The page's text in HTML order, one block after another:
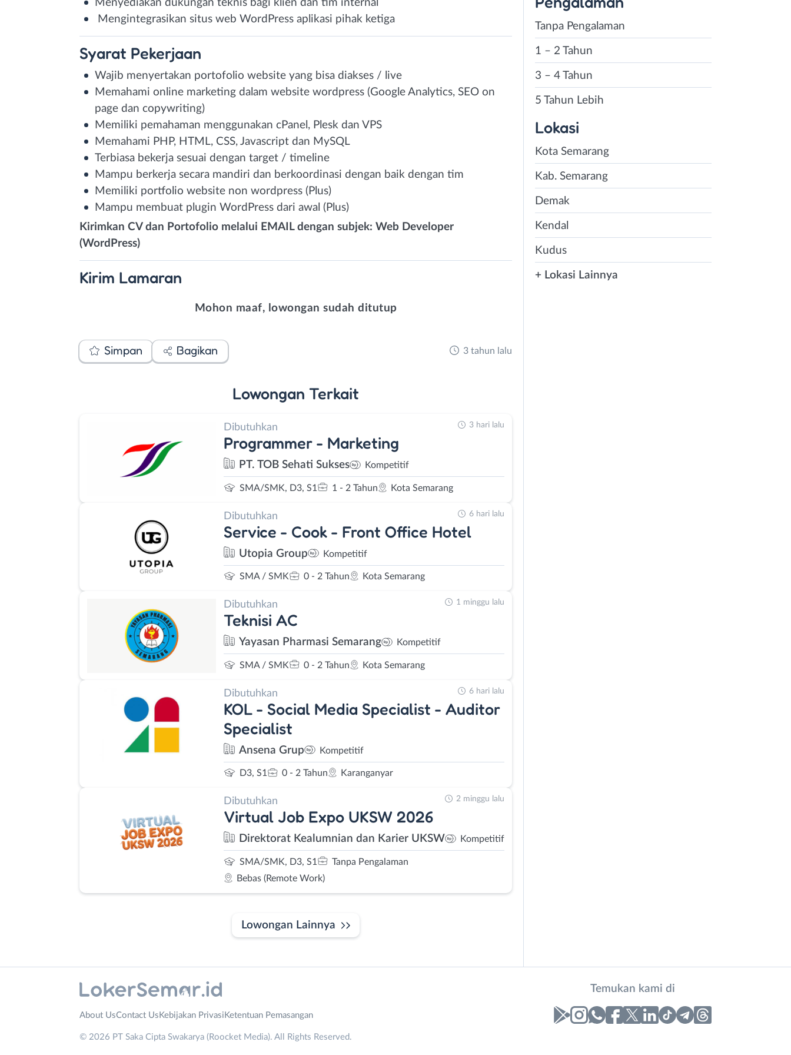
Menyediakan dukungan teknis bagi klien dan tim internal
Mengintegrasikan situs web WordPress aplikasi pihak ketiga
Syarat Pekerjaan
Wajib menyertakan portofolio website yang bisa diakses / live
Memahami online marketing dalam website wordpress (Google Analytics, SEO on
page dan copywriting)
Memiliki pemahaman menggunakan cPanel, Plesk dan VPS
Memahami PHP, HTML, CSS, Javascript dan MySQL
Terbiasa bekerja sesuai dengan target / timeline
Mampu berkerja secara mandiri dan berkoordinasi dengan baik dengan tim
Memiliki portfolio website non wordpress (Plus)
Mampu membuat plugin WordPress dari awal (Plus)
Kirimkan CV dan Portofolio melalui EMAIL dengan subjek: Web Developer
(WordPress)
Kirim Lamaran
Mohon maaf, lowongan sudah ditutup
Simpan Bagikan 3 tahun lalu
Lowongan Terkait
Dibutuhkan
Programmer - Marketing
PT. TOB Sehati Sukses Kompetitif
SMA/SMK, D3, S1 1 - 2 Tahun Kota Semarang
3 hari lalu
Dibutuhkan
Service - Cook - Front Office Hotel
Utopia Group Kompetitif
SMA / SMK 0 - 2 Tahun Kota Semarang
6 hari lalu
Dibutuhkan
Teknisi AC
Yayasan Pharmasi Semarang Kompetitif
SMA / SMK 0 - 2 Tahun Kota Semarang
1 minggu lalu
Dibutuhkan
KOL - Social Media Specialist - Auditor
Specialist
Ansena Grup Kompetitif
D3, S1 0 - 2 Tahun Karanganyar
6 hari lalu
Dibutuhkan
Virtual Job Expo UKSW 2026
Direktorat Kealumnian dan Karier UKSW Kompetitif
SMA/SMK, D3, S1
Tanpa Pengalaman
Bebas (Remote Work)
2 minggu lalu
Lowongan Lainnya
Tanpa Pengalaman
1 – 2 Tahun
3 – 4 Tahun
5 Tahun Lebih
Lokasi
Kota Semarang
Kab. Semarang
Demak
Kendal
Kudus
+ Lokasi Lainnya
About UsContact Us Kebijakan Privasi Ketentuan Pemasangan
Temukan kami di
© 2026 PT Saka Cipta Swakarya (Roocket Media). All Rights Reserved.